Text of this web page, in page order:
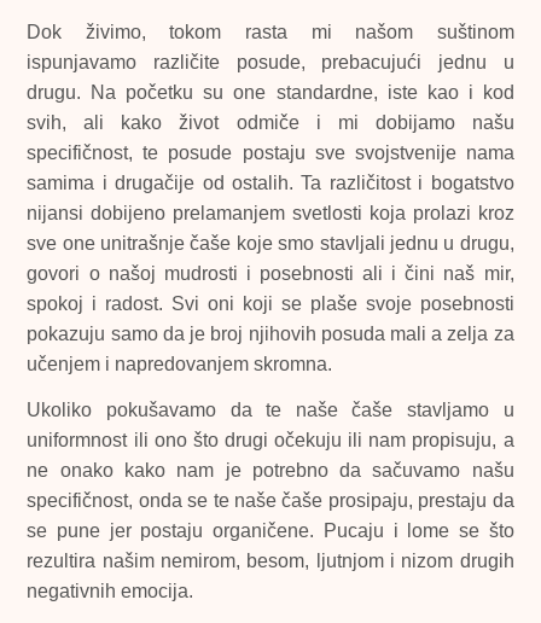
Dok živimo, tokom rasta mi našom suštinom
ispunjavamo različite posude, prebacujući jednu u
drugu. Na početku su one standardne, iste kao i kod
svih, ali kako život odmiče i mi dobijamo našu
specifičnost, te posude postaju sve svojstvenije nama
samima i drugačije od ostalih. Ta različitost i bogatstvo
nijansi dobijeno prelamanjem svetlosti koja prolazi kroz
sve one unitrašnje čaše koje smo stavljali jednu u drugu,
govori o našoj mudrosti i posebnosti ali i čini naš mir,
spokoj i radost. Svi oni koji se plaše svoje posebnosti
pokazuju samo da je broj njihovih posuda mali a zelja za
učenjem i napredovanjem skromna.
Ukoliko pokušavamo da te naše čaše stavljamo u
uniformnost ili ono što drugi očekuju ili nam propisuju, a
ne onako kako nam je potrebno da sačuvamo našu
specifičnost, onda se te naše čaše prosipaju, prestaju da
se pune jer postaju organičene. Pucaju i lome se što
rezultira našim nemirom, besom, ljutnjom i nizom drugih
negativnih emocija.